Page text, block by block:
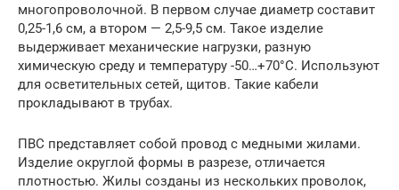
многопроволочной. В первом случае диаметр составит
0,25-1,6 см, а втором — 2,5-9,5 см. Такое изделие
выдерживает механические нагрузки, разную
химическую среду и температуру -50…+70°С. Используют
для осветительных сетей, щитов. Такие кабели
прокладывают в трубах.
ПВС представляет собой провод с медными жилами.
Изделие округлой формы в разрезе, отличается
плотностью. Жилы созданы из нескольких проволок,